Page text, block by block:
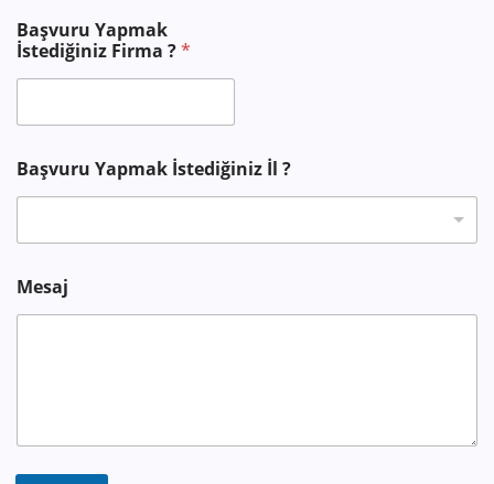
*
*
Başvuru Yapmak
İstediğiniz Firma ?*
Başvuru Yapmak İstediğiniz İl ?
Mesaj